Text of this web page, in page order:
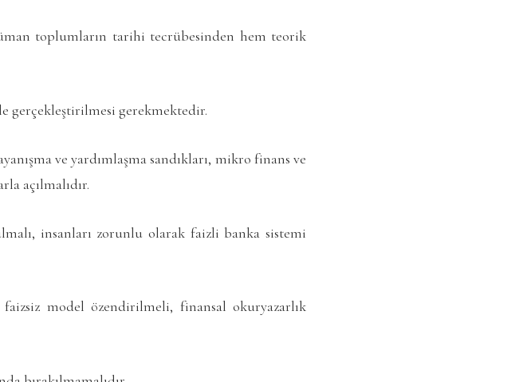
toplumların tarihi tecrübesinden hem teorik
gerçekleştirilmesi gerekmektedir.
ve yardımlaşma sandıkları, mikro finans ve
açılmalıdır.
insanları zorunlu olarak faizli banka sistemi
model özendirilmeli, finansal okuryazarlık